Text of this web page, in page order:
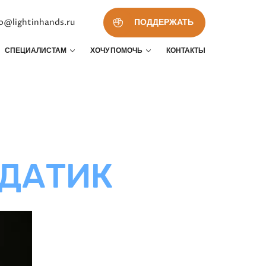
ПОДДЕРЖАТЬ
СПЕЦИАЛИСТАМ ХОЧУ ПОМОЧЬ КОНТАКТЫ